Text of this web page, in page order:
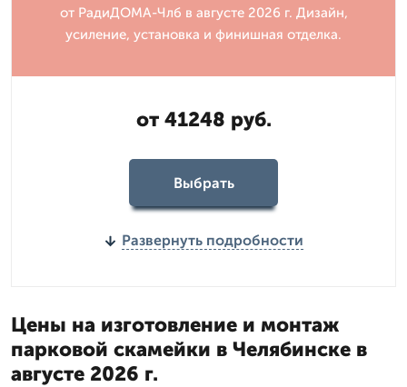
от РадиДОМА-Члб в августе 2026 г. Дизайн,
усиление, установка и финишная отделка.
от 41248 руб.
Выбрать
Развернуть подробности
Цены на изготовление и монтаж
парковой скамейки в Челябинске в
августе 2026 г.